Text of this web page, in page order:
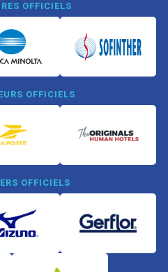
OFFICIELS
OFFICIELS
OFFICIELS